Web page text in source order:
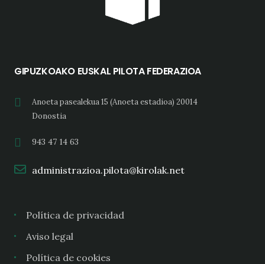
GIPUZKOAKO EUSKAL PILOTA FEDERAZIOA
Anoeta pasealekua 15 (Anoeta estadioa) 20014
Donostia
943 47 14 63
administrazioa.pilota@kirolak.net
Política de privacidad
Aviso legal
Política de cookies